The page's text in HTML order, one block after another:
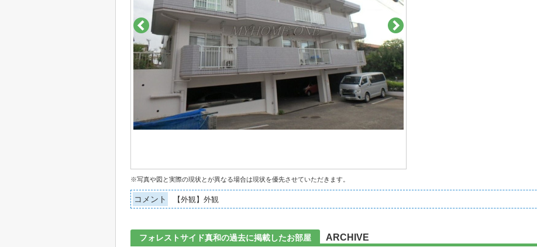
※写真や図と実際の現状とが異なる場合は現状を優先させていただきます。
コメント 【外観】外観
フォレストサイド真和の過去に掲載したお部屋 ARCHIVE